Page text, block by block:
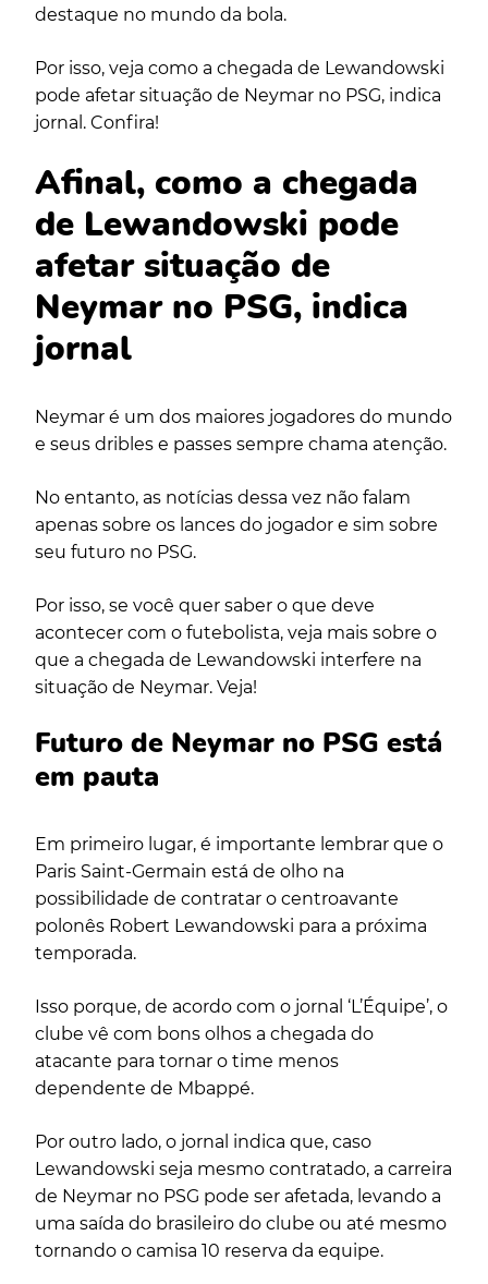
destaque no mundo da bola.
Por isso, veja como a chegada de Lewandowski
pode afetar situação de Neymar no PSG, indica
jornal. Confira!
Afinal, como a chegada
de Lewandowski pode
afetar situação de
Neymar no PSG, indica
jornal
Neymar é um dos maiores jogadores do mundo
e seus dribles e passes sempre chama atenção.
No entanto, as notícias dessa vez não falam
apenas sobre os lances do jogador e sim sobre
seu futuro no PSG.
Por isso, se você quer saber o que deve
acontecer com o futebolista, veja mais sobre o
que a chegada de Lewandowski interfere na
situação de Neymar. Veja!
Futuro de Neymar no PSG está
em pauta
Em primeiro lugar, é importante lembrar que o
Paris Saint-Germain está de olho na
possibilidade de contratar o centroavante
polonês Robert Lewandowski para a próxima
temporada.
Isso porque, de acordo com o jornal ‘L’Équipe’, o
clube vê com bons olhos a chegada do
atacante para tornar o time menos
dependente de Mbappé.
Por outro lado, o jornal indica que, caso
Lewandowski seja mesmo contratado, a carreira
de Neymar no PSG pode ser afetada, levando a
uma saída do brasileiro do clube ou até mesmo
tornando o camisa 10 reserva da equipe.